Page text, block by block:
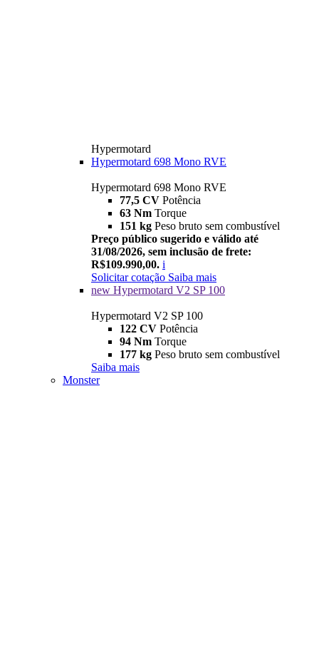
Hypermotard
Hypermotard 698 Mono RVE
Hypermotard 698 Mono RVE
77,5 CV Potência
63 Nm Torque
151 kg Peso bruto sem combustível
Preço público sugerido e válido até
31/08/2026, sem inclusão de frete:
R$109.990,00. i
Solicitar cotação Saiba mais
new Hypermotard V2 SP 100
Hypermotard V2 SP 100
122 CV Potência
94 Nm Torque
177 kg Peso bruto sem combustível
Saiba mais
Monster